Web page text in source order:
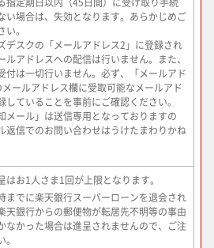
い場合は、失効となります。あらかじめご
。
デスクの「メールアドレス2」に登録され
ルアドレスへの配信は行いません。また、
付は一切行いません。必ず、「メールアド
メールアドレス欄に受取可能なメールアド
していることを事前にご確認ください。
メール」は送信専用となっておりますの
返信でのお問い合わせはうけたまわりかね
はお1人さま1回が上限となります。
までに楽天銀行スーパーローンを退会され
天銀行からの郵便物が転居先不明等の事由
なかった場合は進呈されませんので、ご注